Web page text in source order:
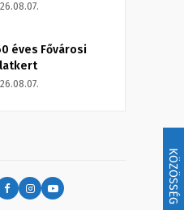
KÖZÖSSÉG
éves Fővárosi